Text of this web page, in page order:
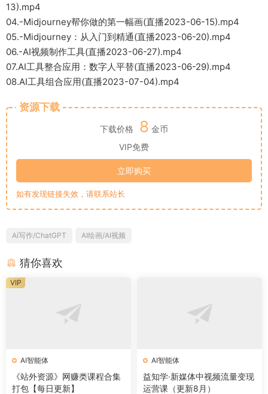
13).mp4
04.-Midjourney帮你做的第一幅画(直播2023-06-15).mp4
05.-Midjourney：从入门到精通(直播2023-06-20).mp4
06.-AI视频制作工具(直播2023-06-27).mp4
07.AI工具整合应用：数字人平替(直播2023-06-29).mp4
08.AI工具组合应用(直播2023-07-04).mp4
资源下载
下载价格 8 金币
VIP免费
立即购买
如有发现链接失效，请联系站长
Ai写作/ChatGPT AI绘画/AI视频
猜你喜欢
AI智能体
《站外资源》网赚类课程合集
打包【每日更新】
VIP
AI智能体
益知学·新媒体中视频流量变现
运营课（更新8月）